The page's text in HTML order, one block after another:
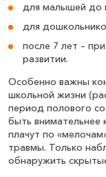
для малышей до
для
после 7 лет –
развитии.
Особенно важны
школьной жизни
период полового
быть внимательнее
плачут по
травмы. Только
обнаружить